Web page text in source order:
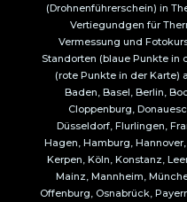
(Drohnenführerschein) in
Vertiegundgen für
Vermessung und
Standorten (blaue Punkte in
(rote Punkte in der Karte)
Baden, Basel, Berlin,
Cloppenburg,
Düsseldorf, Flurlingen,
Hagen, Hamburg,
Kerpen, Köln, Konstanz,
Mainz, Mannheim,
Offenburg, Osnabrück,